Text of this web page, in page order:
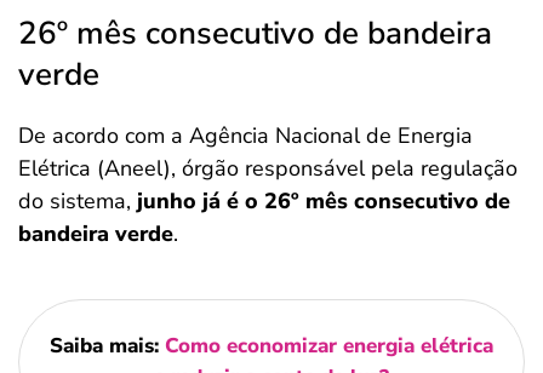
26º mês consecutivo de bandeira
verde
De acordo com a Agência Nacional de Energia
Elétrica (Aneel), órgão responsável pela regulação
do sistema, junho já é o 26º mês consecutivo de
bandeira verde.
Saiba mais: Como economizar energia elétrica